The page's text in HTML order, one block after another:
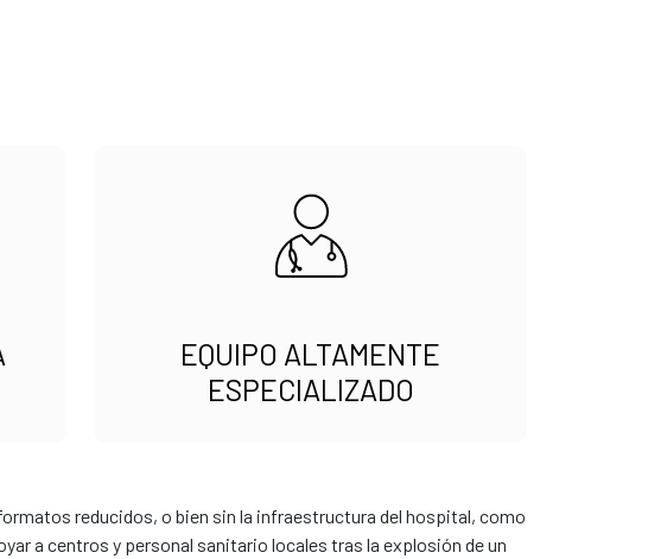
EQUIPO ALTAMENTE
ESPECIALIZADO
reducidos, o bien sin la infraestructura del hospital, como
a centros y personal sanitario locales tras la explosión de un